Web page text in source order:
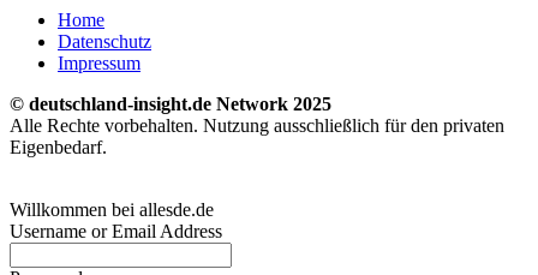
Home
Datenschutz
Impressum
© deutschland-insight.de Network 2025
Alle Rechte vorbehalten. Nutzung ausschließlich für den privaten
Eigenbedarf.
Willkommen bei allesde.de
Username or Email Address